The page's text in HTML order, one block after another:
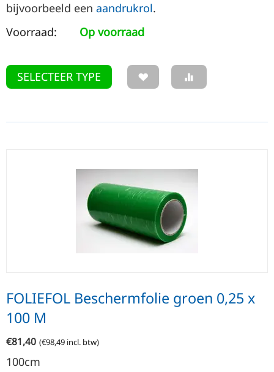
bijvoorbeeld een aandrukrol.
Voorraad:
Op voorraad
SELECTEER TYPE
FOLIEFOL Beschermfolie groen 0,25 x
100 M
€81,40 (€98,49 incl. btw)
100cm